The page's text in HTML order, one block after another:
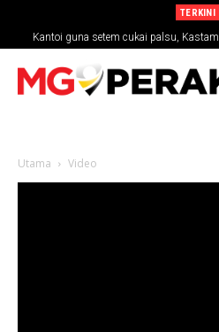
TERKINI
Kantoi guna setem cukai palsu,
Utama Video